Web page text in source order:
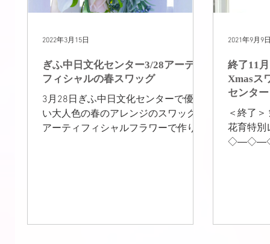
ぎふ中日文化センター3/28アーティ
フィシャルの春スワッグ
3月28日ぎふ中日文化センターで優し
い大人色の春のアレンジのスワッグを
アーティフィシャルフラワーで作りま
2022年3月15日
終了11
Xmasス
センター
＜終了
花育特別
2021年9月9